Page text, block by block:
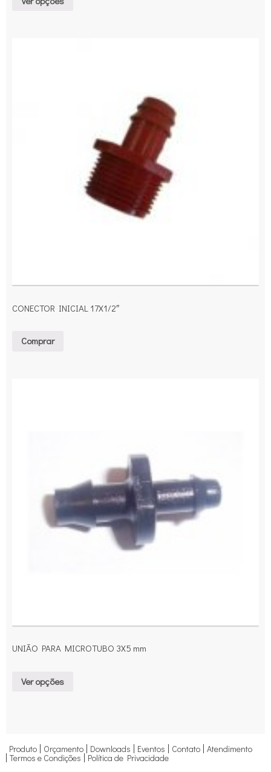
CONECTOR INICIAL 17X1/2″
Comprar
UNIÃO PARA MICROTUBO 3X5 mm
Ver opções
Produto Orçamento Downloads Eventos Contato Atendimento
Termos e Condições Política de Privacidade